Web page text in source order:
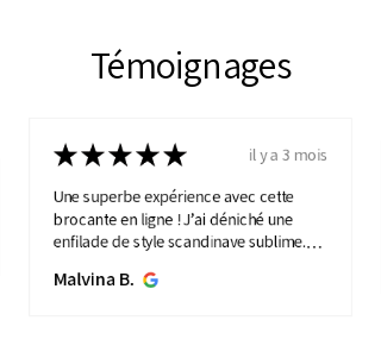
Témoignages
★★★★★
il y a 3 mois
Une superbe expérience avec cette
brocante en ligne ! J’ai déniché une
enfilade de style scandinave sublime.
mon intérieure. Service ...
Malvina B.